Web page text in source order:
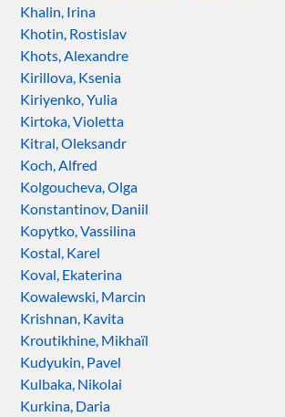
Khalin, Irina
Khotin, Rostislav
Khots, Alexandre
Kirillova, Ksenia
Kiriyenko, Yulia
Kirtoka, Violetta
Kitral, Oleksandr
Koch, Alfred
Kolgoucheva, Olga
Konstantinov, Daniil
Kopytko, Vassilina
Kostal, Karel
Koval, Ekaterina
Kowalewski, Marcin
Krishnan, Kavita
Kroutikhine, Mikhaïl
Kudyukin, Pavel
Kulbaka, Nikolai
Kurkina, Daria